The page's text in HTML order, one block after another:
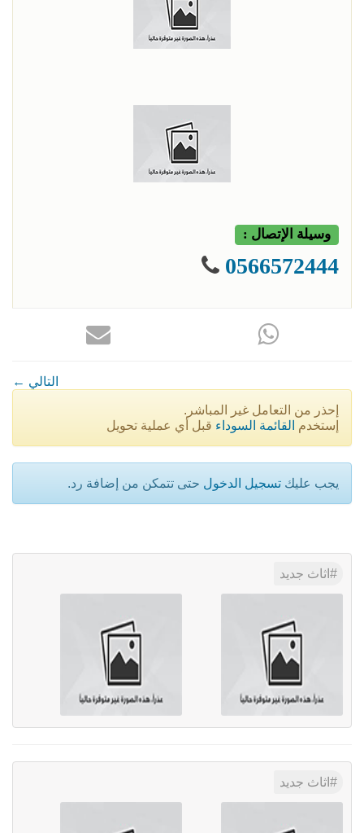
وسيلة الإتصال :
0566572444
← التالي
إحذر من التعامل غير المباشر.
إستخدم القائمة السوداء قبل أي عملية تحويل
يجب عليك تسجيل الدخول حتى تتمكن من إضافة رد.
اثاث جديد
اثاث جديد